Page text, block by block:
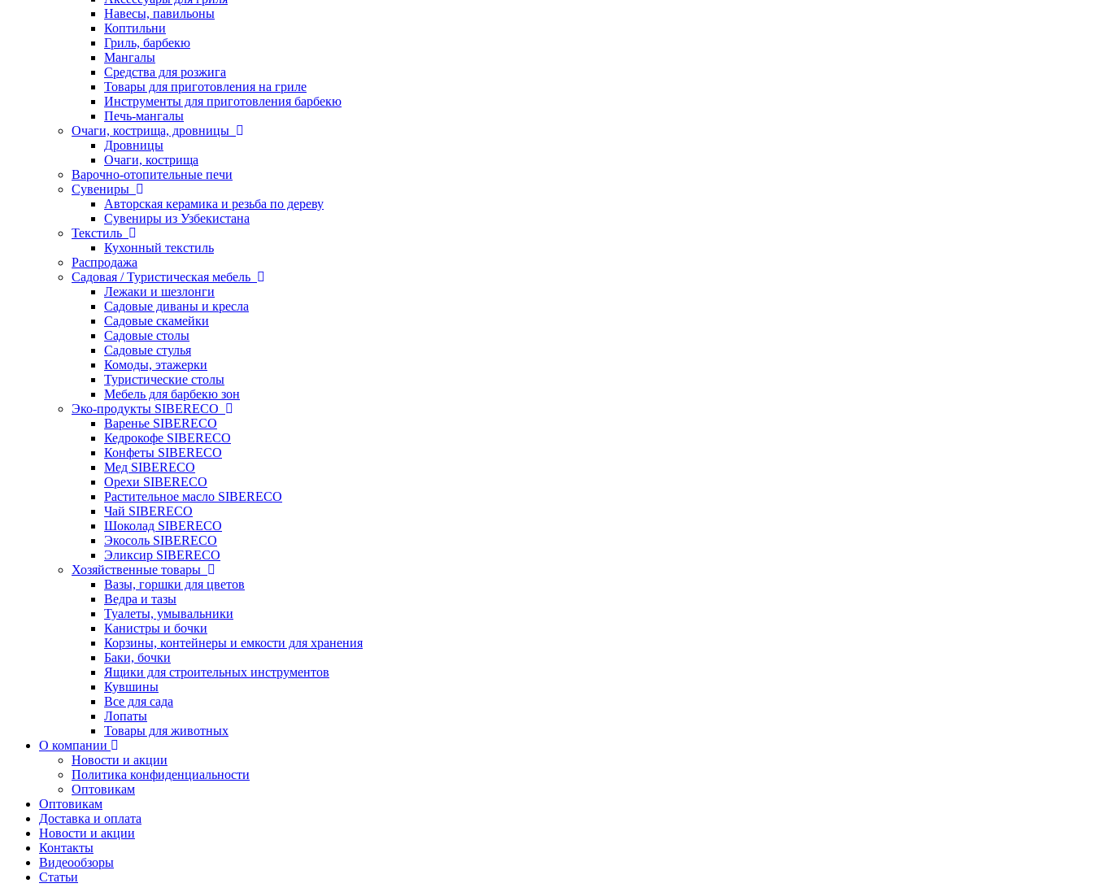
Навесы, павильоны
Коптильни
Гриль, барбекю
Мангалы
Средства для розжига
Товары для приготовления на гриле
Инструменты для приготовления барбекю
Печь-мангалы
Очаги, кострища, дровницы
Дровницы
Очаги, кострища
Варочно-отопительные печи
Сувениры
Авторская керамика и резьба по дереву
Сувениры из Узбекистана
Текстиль
Кухонный текстиль
Распродажа
Садовая / Туристическая мебель
Лежаки и шезлонги
Садовые диваны и кресла
Садовые скамейки
Садовые столы
Садовые стулья
Комоды, этажерки
Туристические столы
Мебель для барбекю зон
Эко-продукты SIBERECO
Варенье SIBERECO
Кедрокофе SIBERECO
Конфеты SIBERECO
Мед SIBERECO
Орехи SIBERECO
Растительное масло SIBERECO
Чай SIBERECO
Шоколад SIBERECO
Экосоль SIBERECO
Эликсир SIBERECO
Хозяйственные товары
Вазы, горшки для цветов
Ведра и тазы
Туалеты, умывальники
Канистры и бочки
Корзины, контейнеры и емкости для хранения
Баки, бочки
Ящики для строительных инструментов
Кувшины
Все для сада
Лопаты
Товары для животных
О компании
Новости и акции
Политика конфиденциальности
Оптовикам
Оптовикам
Доставка и оплата
Новости и акции
Контакты
Видеообзоры
Статьи